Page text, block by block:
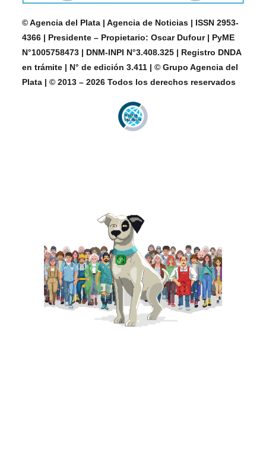
© Agencia del Plata | Agencia de Noticias | ISSN 2953-
4366 | Presidente – Propietario: Oscar Dufour | PyME
N°1005758473 | DNM-INPI N°3.408.325 | Registro DNDA
en trámite | N° de edición 3.411 | © Grupo Agencia del
Plata | © 2013 – 2026 Todos los derechos reservados